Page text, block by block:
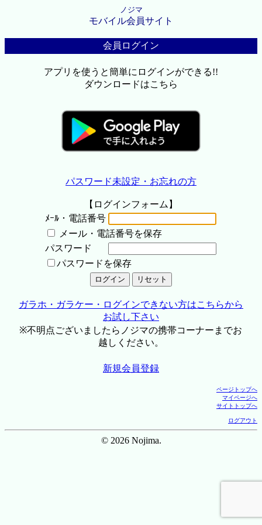
ノジマ
モバイル会員サイト
会員ログイン
アプリを使うと簡単にログインができる!!
ダウンロードはこちら
パスワード未設定・お忘れの方
【ログインフォーム】
ﾒｰﾙ・電話番号
メール・電話番号を保存
パスワード
パスワードを保存
ガラホ・ガラケー・ログインできない方はこちらから
お試し下さい
※不明点ございましたらノジマの携帯コーナーまでお
越しください。
新規会員登録
ページトップへ
マイページへ
サイトトップへ
ログアウト
© 2026 Nojima.